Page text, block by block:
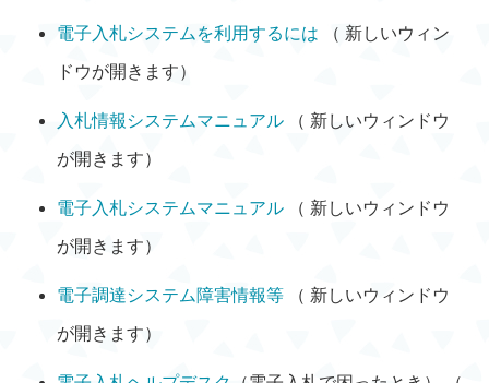
電子入札システムを利用するには （ 新しいウィン
ドウが開きます）
入札情報システムマニュアル （ 新しいウィンドウ
が開きます）
電子入札システムマニュアル （ 新しいウィンドウ
が開きます）
電子調達システム障害情報等 （ 新しいウィンドウ
が開きます）